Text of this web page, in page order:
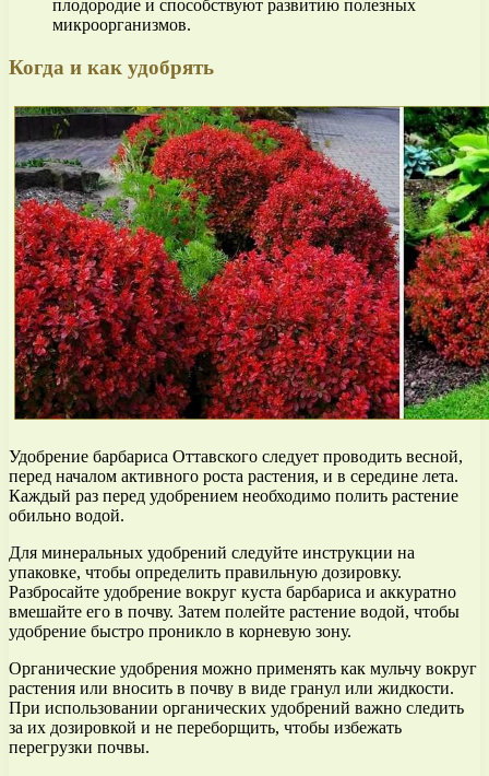
плодородие и способствуют развитию полезных
микроорганизмов.
Когда и как удобрять
Удобрение барбариса Оттавского следует проводить весной,
перед началом активного роста растения, и в середине лета.
Каждый раз перед удобрением необходимо полить растение
обильно водой.
Для минеральных удобрений следуйте инструкции на
упаковке, чтобы определить правильную дозировку.
Разбросайте удобрение вокруг куста барбариса и аккуратно
вмешайте его в почву. Затем полейте растение водой, чтобы
удобрение быстро проникло в корневую зону.
Органические удобрения можно применять как мульчу вокруг
растения или вносить в почву в виде гранул или жидкости.
При использовании органических удобрений важно следить
за их дозировкой и не переборщить, чтобы избежать
перегрузки почвы.